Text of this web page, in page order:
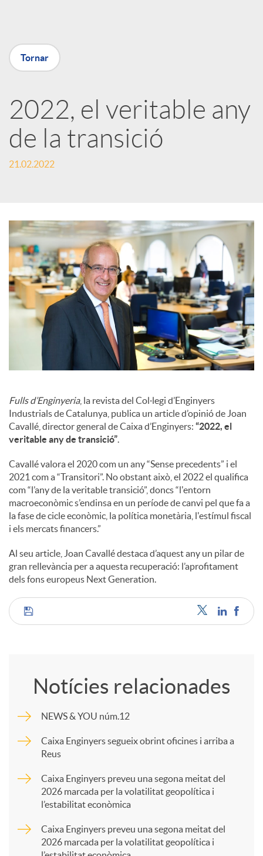
X
a
r
e
s
S
c
i
a
l
s
Tornar
2022, el veritable any
de la transició
21.02.2022
Fulls d’Enginyeria, la revista del Col·legi d’Enginyers
Industrials de Catalunya, publica un article d’opinió de Joan
Cavallé, director general de Caixa d’Enginyers: “2022, el
veritable any de transició”.
Cavallé valora el 2020 com un any “Sense precedents” i el
2021 com a “Transitori”. No obstant això, el 2022 el qualifica
com “l’any de la veritable transició”, doncs “l'entorn
macroeconòmic s’endinsa en un període de canvi pel que fa a
la fase de cicle econòmic, la política monetària, l'estímul fiscal
i els mercats financers.”
Al seu article, Joan Cavallé destaca d’aquest any un pilar de
gran rellevància per a aquesta recuperació: l’aprofitament
dels fons europeus Next Generation.
C
m
p
a
Notícies relacionades
NEWS & YOU núm.12
Caixa Enginyers segueix obrint oficines i arriba a
Reus
Caixa Enginyers preveu una segona meitat del
2026 marcada per la volatilitat geopolítica i
l’estabilitat econòmica
Caixa Enginyers preveu una segona meitat del
2026 marcada per la volatilitat geopolítica i